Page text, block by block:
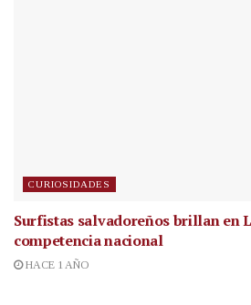
CURIOSIDADES
Surfistas salvadoreños brillan en
competencia nacional
HACE 1 AÑO